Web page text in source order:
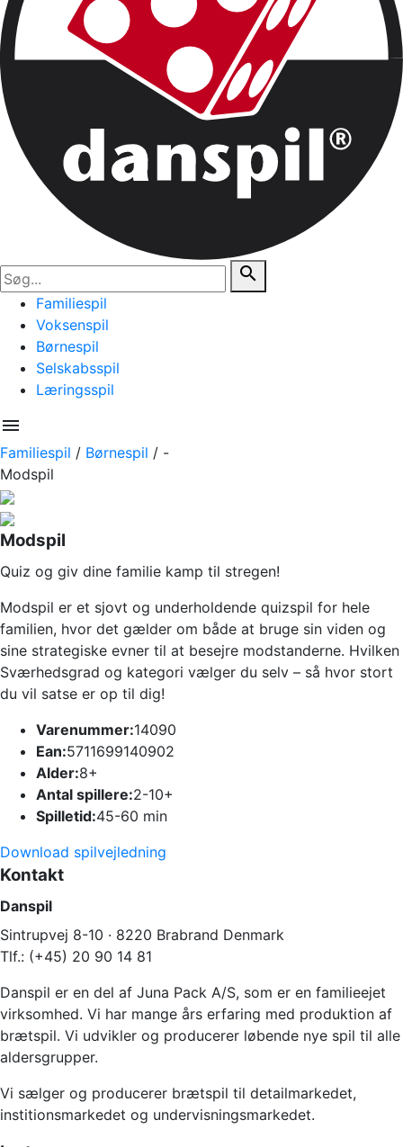
search
Familiespil
Voksenspil
Børnespil
Selskabsspil
Læringsspil
menu
Familiespil / Børnespil / -
Modspil
Modspil
Quiz og giv dine familie kamp til stregen!
Modspil er et sjovt og underholdende quizspil for hele
familien, hvor det gælder om både at bruge sin viden og
sine strategiske evner til at besejre modstanderne. Hvilken
Sværhedsgrad og kategori vælger du selv – så hvor stort
du vil satse er op til dig!
Varenummer:14090
Ean:5711699140902
Alder:8+
Antal spillere:2-10+
Spilletid:45-60 min
Download spilvejledning
Kontakt
Danspil
Sintrupvej 8-10 · 8220 Brabrand Denmark
Tlf.: (+45) 20 90 14 81
Danspil er en del af Juna Pack A/S, som er en familieejet
virksomhed. Vi har mange års erfaring med produktion af
brætspil. Vi udvikler og producerer løbende nye spil til alle
aldersgrupper.
Vi sælger og producerer brætspil til detailmarkedet,
institionsmarkedet og undervisningsmarkedet.